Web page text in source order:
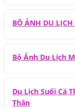
BỘ ẢNH DU
Bộ Ảnh Du Lịch
Du Lịch Suối Cá
Thân